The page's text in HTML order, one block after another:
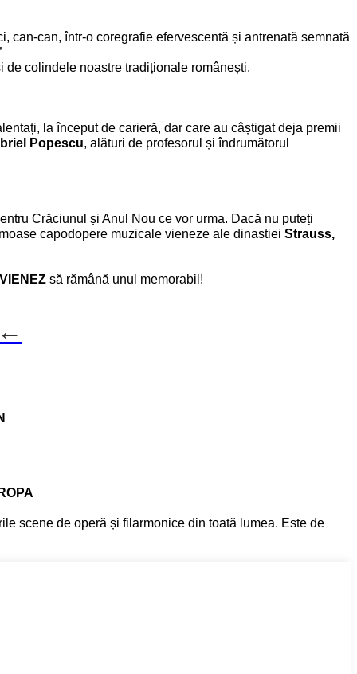
can-can, într-o coregrafie efervescentă și antrenată semnată
de colindele noastre tradiționale românești.
la început de carieră, dar care au câștigat deja premii
Popescu, alături de profesorul și îndrumătorul
Crăciunul și Anul Nou ce vor urma. Dacă nu puteți
capodopere muzicale vieneze ale dinastiei Strauss,
să rămână unul memorabil!
scene de operă și filarmonice din toată lumea. Este de